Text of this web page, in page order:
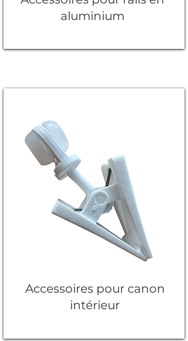
aluminium
Accessoires pour canon
intérieur